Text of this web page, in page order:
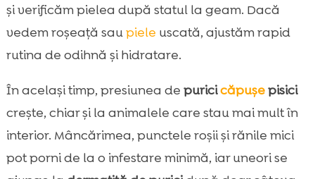
și verificăm pielea după statul la geam. Dacă
vedem roșeață saupiele uscată, ajustăm rapid
rutina de odihnă și hidratare.
În același timp, presiunea de puricicăpușepisici
crește, chiar și la animalele care stau mai mult în
interior. Mâncărimea, punctele roșii și rănile mici
pot porni de la o infestare minimă, iar uneori se